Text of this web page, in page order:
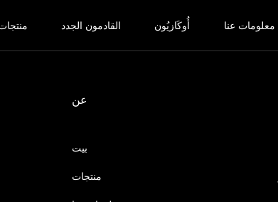
القادمون الجدد أُوكَازيُون معلومات عنا
عن
بيت
منتجات